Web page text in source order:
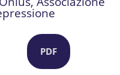
PDF